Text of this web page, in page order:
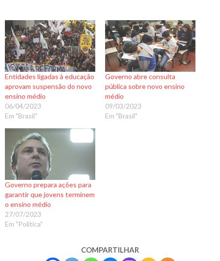
Entidades ligadas à educação
aprovam suspensão do novo
ensino médio
06/04/2023
Em "Brasil"
Governo abre consulta
pública sobre novo ensino
médio
09/03/2023
Em "Brasil"
Governo prepara ações para
garantir que jovens terminem
o ensino médio
27/07/2023
Em "Política"
COMPARTILHAR